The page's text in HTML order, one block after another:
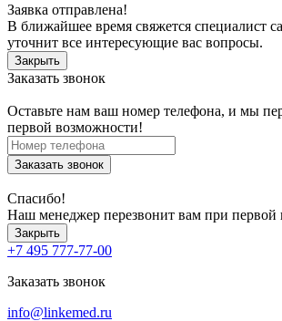
Заявка отправлена!
В ближайшее время свяжется специалист
уточнит все интересующие вас вопросы.
Закрыть
Заказать звонок
Оставьте нам ваш номер телефона, и мы
первой возможности!
Заказать звонок
Спасибо!
Наш менеджер перезвонит вам при первой
Закрыть
+7 495 777-77-00
Заказать звонок
info@linkemed.ru